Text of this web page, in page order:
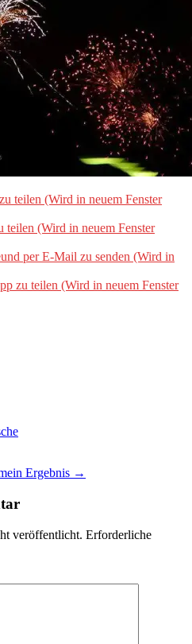
teilen (Wird in neuem Fenster
(Wird in neuem Fenster
per E-Mail zu senden (Wird in
zu teilen (Wird in neuem Fenster
Ergebnis →
veröffentlicht. Erforderliche